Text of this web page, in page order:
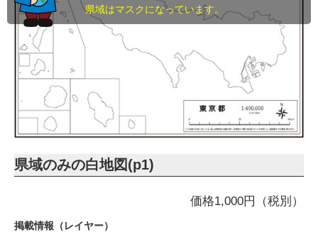
県域はマスクになっています。
県域のみの白地図(p1)
価格1,000円（税別）
掲載情報（レイヤー）